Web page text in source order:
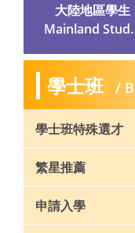
大陸地區學生
Mainland
學士班 /
學士班特殊選才
繁星推薦
申請入學